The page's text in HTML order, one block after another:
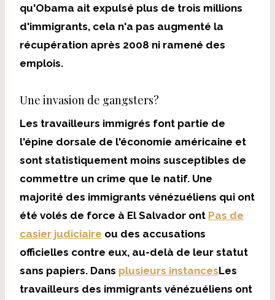
qu'Obama ait expulsé plus de trois millions
d'immigrants, cela n'a pas augmenté la
récupération après 2008 ni ramené des
emplois.
Une invasion de gangsters?
Les travailleurs immigrés font partie de
l'épine dorsale de l'économie américaine et
sont statistiquement moins susceptibles de
commettre un crime que le natif. Une
majorité des immigrants vénézuéliens qui ont
été volés de force à El Salvador ont Pas de
casier judiciaire ou des accusations
officielles contre eux, au-delà de leur statut
sans papiers. Dans plusieurs instancesLes
travailleurs des immigrants vénézuéliens ont